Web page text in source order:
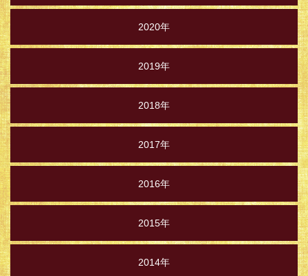
2020年
2019年
2018年
2017年
2016年
2015年
2014年